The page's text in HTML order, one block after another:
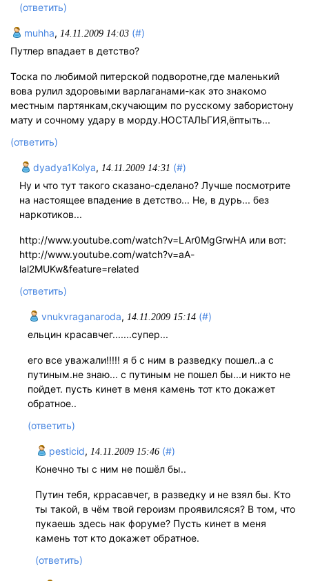
(ответить)
muhha, 14.11.2009 14:03 (#)
Путлер впадает в детство?
Тоска по любимой питерской подворотне,где маленький
вова рулил здоровыми варлаганами-как это знакомо
местным партянкам,скучающим по русскому забористону
мату и сочному удару в морду.НОСТАЛЬГИЯ,ёптыть...
(ответить)
dyadya1Kolya, 14.11.2009 14:31 (#)
Ну и что тут такого сказано-сделано? Лучше посмотрите
на настоящее впадение в детство... Не, в дурь... без
наркотиков...
http://www.youtube.com/watch?v=LAr0MgGrwHA или вот:
http://www.youtube.com/watch?v=aA-
lal2MUKw&feature=related
(ответить)
vnukvraganaroda, 14.11.2009 15:14 (#)
ельцин красавчег.......супер...
его все уважали!!!!! я б с ним в разведку пошел..а с
путиным.не знаю... с путиным не пошел бы...и никто не
пойдет. пусть кинет в меня камень тот кто докажет
обратное..
(ответить)
pesticid, 14.11.2009 15:46 (#)
Конечно ты с ним не пошёл бы..
Путин тебя, кррасавчег, в разведку и не взял бы. Кто
ты такой, в чём твой героизм проявилсяся? В том, что
пукаешь здесь нак форуме? Пусть кинет в меня
камень тот кто докажет обратное.
(ответить)